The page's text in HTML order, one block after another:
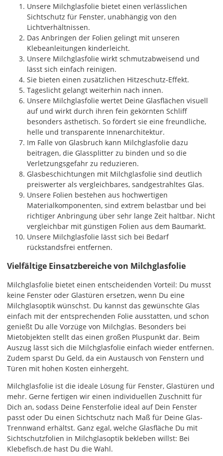
Unsere Milchglasfolie bietet einen verlässlichen
Sichtschutz für Fenster, unabhängig von den
Lichtverhältnissen.
Das Anbringen der Folien gelingt mit unseren
Klebeanleitungen kinderleicht.
Unsere Milchglasfolie wirkt schmutzabweisend und
lässt sich einfach reinigen.
Sie bieten einen zusätzlichen Hitzeschutz-Effekt.
Tageslicht gelangt weiterhin nach innen.
Unsere Milchglasfolie wertet Deine Glasflächen visuell
auf und wirkt durch ihren fein gekörnten Schliff
besonders ästhetisch. So fördert sie eine freundliche,
helle und transparente Innenarchitektur.
Im Falle von Glasbruch kann Milchglasfolie dazu
beitragen, die Glassplitter zu binden und so die
Verletzungsgefahr zu reduzieren.
Glasbeschichtungen mit Milchglasfolie sind deutlich
preiswerter als vergleichbares, sandgestrahltes Glas.
Unsere Folien bestehen aus hochwertigen
Materialkomponenten, sind extrem belastbar und bei
richtiger Anbringung über sehr lange Zeit haltbar. Nicht
vergleichbar mit günstigen Folien aus dem Baumarkt.
Unsere Milchglasfolie lässt sich bei Bedarf
rückstandsfrei entfernen.
Vielfältige Einsatzbereiche von Milchglasfolie
Milchglasfolie bietet einen entscheidenden Vorteil: Du musst
keine Fenster oder Glastüren ersetzen, wenn Du eine
Milchglasoptik wünschst. Du kannst das gewünschte Glas
einfach mit der entsprechenden Folie ausstatten, und schon
genießt Du alle Vorzüge von Milchglas. Besonders bei
Mietobjekten stellt das einen großen Pluspunkt dar. Beim
Auszug lässt sich die Milchglasfolie einfach wieder entfernen.
Zudem sparst Du Geld, da ein Austausch von Fenstern und
Türen mit hohen Kosten einhergeht.
Milchglasfolie ist die ideale Lösung für Fenster, Glastüren und
mehr. Gerne fertigen wir einen individuellen Zuschnitt für
Dich an, sodass Deine Fensterfolie ideal auf Dein Fenster
passt oder Du einen Sichtschutz nach Maß für Deine Glas-
Trennwand erhältst. Ganz egal, welche Glasfläche Du mit
Sichtschutzfolien in Milchglasoptik bekleben willst: Bei
Klebefisch.de hast Du die Wahl.